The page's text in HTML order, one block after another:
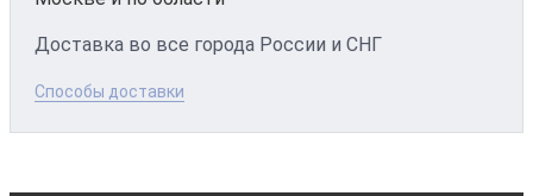
Доставка во все города России и СНГ
Способы доставки